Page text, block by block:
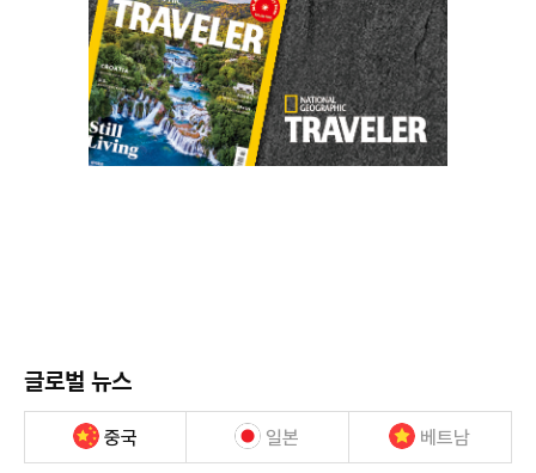
글로벌 뉴스
중국 일본 베트남